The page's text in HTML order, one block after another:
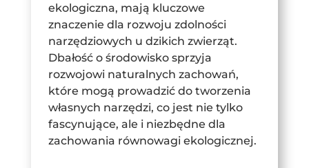
ekologiczna, mają kluczowe
znaczenie dla rozwoju zdolności
narzędziowych u dzikich zwierząt.
Dbałość o środowisko sprzyja
rozwojowi naturalnych zachowań,
które mogą prowadzić do tworzenia
własnych narzędzi, co jest nie tylko
fascynujące, ale i niezbędne dla
zachowania równowagi ekologicznej.